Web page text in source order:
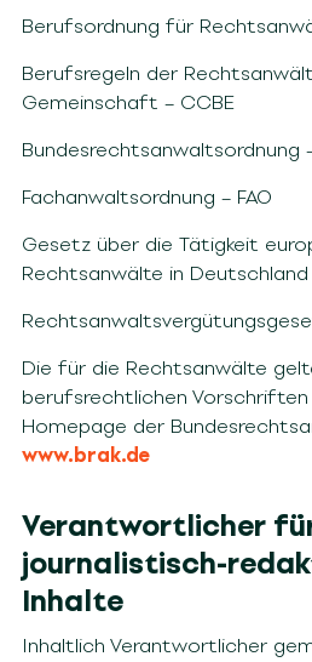
Berufsordnung für
Berufsregeln der
Gemeinschaft – CCBE
Bundesrechtsanwaltsordnung
Fachanwaltsordnung – FAO
Gesetz über die Tätigkeit
Rechtsanwälte in Deutschland
Die für die Rechtsanwälte
berufsrechtlichen
Homepage der
www.brak.de
Verantwortlicher
journalistisch-
Inhalte
Inhaltlich Verantwortlicher